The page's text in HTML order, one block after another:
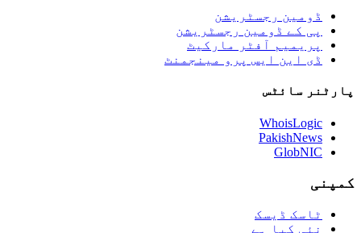
ڈومین رجسٹریشن
پی کے ڈومین رجسٹریشن
پریمیم آفٹر مارکیٹ
ڈی این ایس پرو مینجمنٹ
پارٹنر سائٹس
WhoisLogic
PakishNews
GlobNIC
کمپنی
ٹاسک ڈیسک
نئی کیا ہے